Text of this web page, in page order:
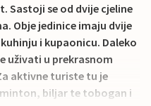
se od dvije cjeline
Obje jedinice imaju dvije
i kupaonicu. Daleko
uživati u prekrasnom
aktivne turiste tu je
biljar te tobogan i